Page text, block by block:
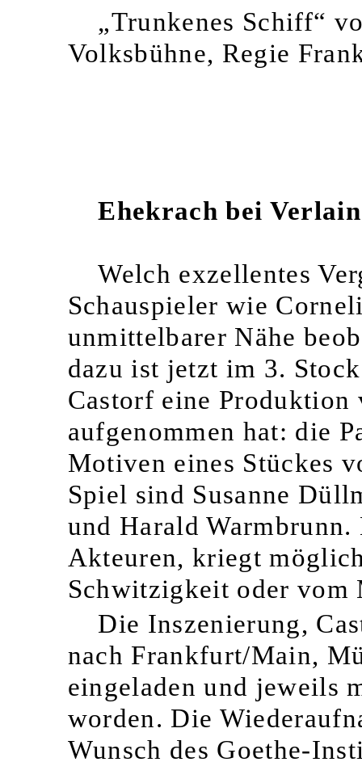
„Trunkenes Schiff“
Volksbühne, Regie
Ehekrach bei
Welch exzellentes
Schauspieler wie
unmittelbarer Nähe
dazu ist jetzt im 3.
Castorf eine Produktion
aufgenommen hat: die
Motiven eines Stückes
Spiel sind Susanne
und Harald
Akteuren, kriegt
Schwitzigkeit oder vom
Die Inszenierung,
nach Frankfurt/Main,
eingeladen und jeweils
worden. Die
Wunsch des Goethe-